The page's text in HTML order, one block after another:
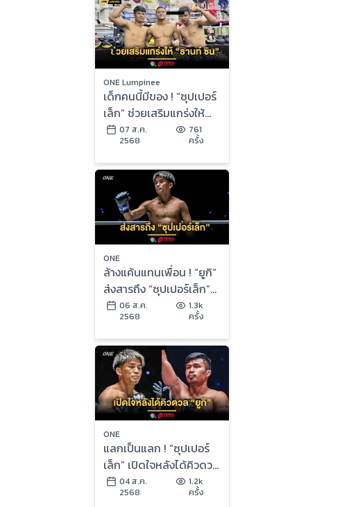
ONE Lumpinee
เด็กคนนี้มีของ ! “ซุปเปอร์
เล็ก” ช่วยเสริมแกร่งให้
“ธานท์ ซิน” เชื่อพัฒนาได้
อีกไกล
07 ส.ค.
2568
761
ครั้ง
ONE
ล้างแค้นแทนเพื่อน ! “ยูกิ”
ส่งสารถึง “ซุปเปอร์เล็ก”
ก่อนวัดกันในศึก ONE 173
06 ส.ค.
2568
1.3k
ครั้ง
ONE
แลกเป็นแลก ! “ซุปเปอร์
เล็ก” เปิดใจหลังได้คิวดวล
“ยูกิ” ในศึก ONE 173 ที่
ญี่ปุ่น
04 ส.ค.
2568
1.2k
ครั้ง